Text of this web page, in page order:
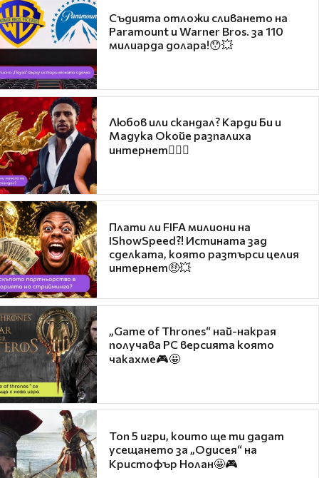
Съдията отложи сливането на
Paramount и Warner Bros. за 110
милиарда долара!😯💥
Любов или скандал? Карди Би и
Мадука Окойе разпалиха
интернет❤️‍🔥🔥
Плати ли FIFA милиони на
IShowSpeed?! Истината зад
сделката, която разтърси целия
интернет🤑💥
„Game of Thrones“ най-накрая
получава PC версията която
чакахме🎮🤩
Топ 5 игри, които ще ти дадат
усещането за „Одисея“ на
Кристофър Нолан🤩🎮